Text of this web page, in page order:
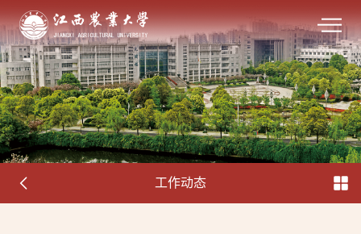
工作动态